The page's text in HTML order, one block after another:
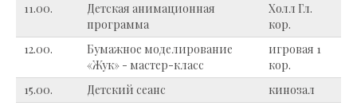
11.00.
Детская анимационная
программа
Холл Гл.
кор.
12.00.
Бумажное моделирование
«Жук» - мастер-класс
игровая 1
кор.
15.00.
Детский сеанс
кинозал